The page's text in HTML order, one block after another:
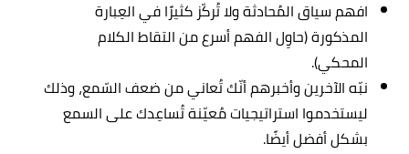
افهم سياق المُحادثة ولا تُركّز كثيرًا في العِبارة
المذكورة (حاوِل الفهم أسرع من التقاط الكلام
المحكي).
نبّه الآخرين وأخبرهم أنّك تُعاني من ضعف السّمع، وذلك
ليستخدموا استراتيجيات مُعيّنة تُساعِدك على السمع
بشكل أفضل أيضًا.